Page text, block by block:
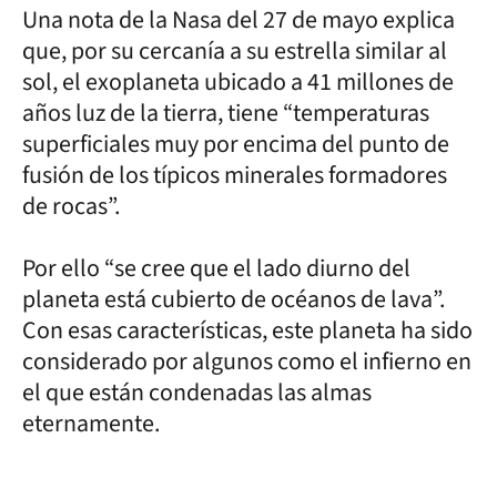
Una nota de la Nasa del 27 de mayo explica
que, por su cercanía a su estrella similar al
sol, el exoplaneta ubicado a 41 millones de
años luz de la tierra, tiene “temperaturas
superficiales muy por encima del punto de
fusión de los típicos minerales formadores
de rocas”.
Por ello “se cree que el lado diurno del
planeta está cubierto de océanos de lava”.
Con esas características, este planeta ha sido
considerado por algunos como el infierno en
el que están condenadas las almas
eternamente.